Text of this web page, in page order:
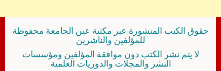
حقوق الكتب المنشورة عبر مكتبة عين الجامعة محفوظة
للمؤلفين والناشرين
لا يتم نشر الكتب دون موافقة المؤلفين ومؤسسات
النشر والمجلات والدوريات العلمية